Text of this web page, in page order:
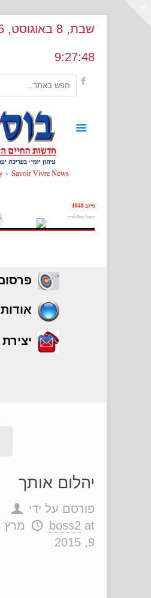
שבת, 8 באוגוסט, 2026
9:27:49
מיקב 1848
יין Party Time לפורים
אודות
יהלום אותך
פורסם על ידי
boss2 at
מרץ
9, 2015